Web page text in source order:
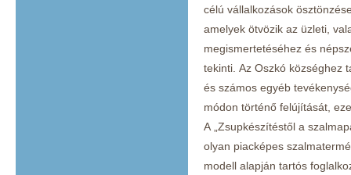
célú vállalkozások
amelyek ötvözik az üzleti,
megismertetéséhez és
tekinti. Az Oszkó községhez
és számos egyéb
módon történő felújítását,
A „Zsupkészítéstől a
olyan piacképes
modell alapján tartós